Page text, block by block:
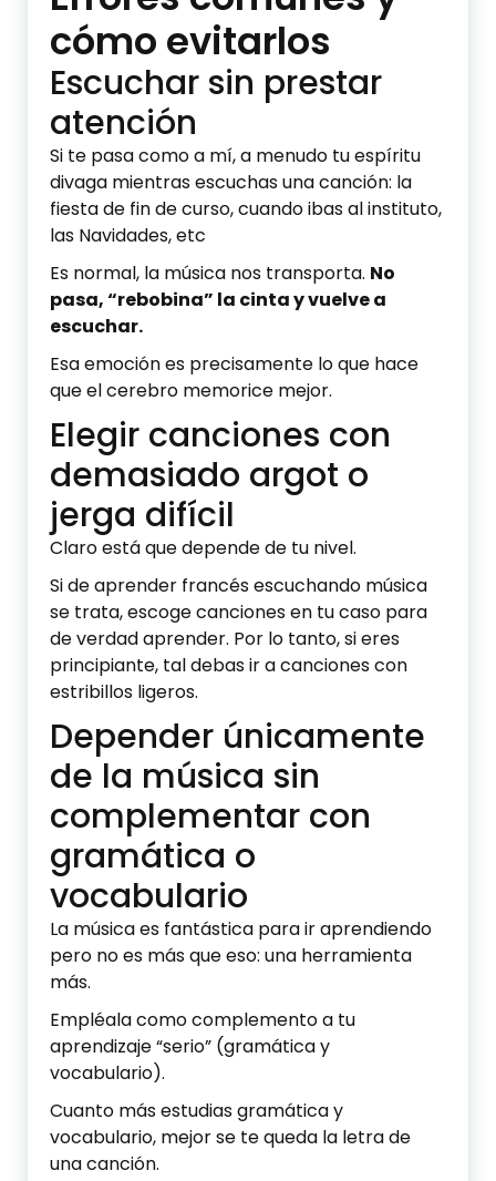
cómo evitarlos
Escuchar sin prestar
atención
Si te pasa como a mí, a menudo tu espíritu
divaga mientras escuchas una canción: la
fiesta de fin de curso, cuando ibas al instituto,
las Navidades, etc
Es normal, la música nos transporta. No
pasa, “rebobina” la cinta y vuelve a
escuchar.
Esa emoción es precisamente lo que hace
que el cerebro memorice mejor.
Elegir canciones con
demasiado argot o
jerga difícil
Claro está que depende de tu nivel.
Si de aprender francés escuchando música
se trata, escoge canciones en tu caso para
de verdad aprender. Por lo tanto, si eres
principiante, tal debas ir a canciones con
estribillos ligeros.
Depender únicamente
de la música sin
complementar con
gramática o
vocabulario
La música es fantástica para ir aprendiendo
pero no es más que eso: una herramienta
más.
Empléala como complemento a tu
aprendizaje “serio” (gramática y
vocabulario).
Cuanto más estudias gramática y
vocabulario, mejor se te queda la letra de
una canción.